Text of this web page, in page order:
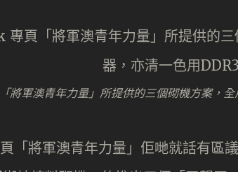
將軍澳青年力量」所提供的三個砌機方案，
「將軍澳青年力量」佢哋就話有區